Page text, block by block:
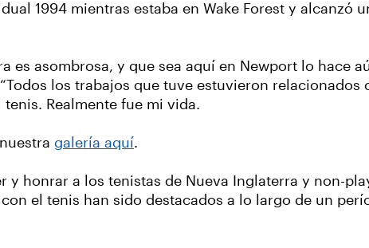
1994 mientras estaba en Wake Forest y alcanzó
es asombrosa, y que sea aquí en Newport lo hace
los trabajos que tuve estuvieron relacionados
Realmente fue mi vida.
galería aquí.
y honrar a los tenistas de Nueva Inglaterra y non-
el tenis han sido destacados a lo largo de un